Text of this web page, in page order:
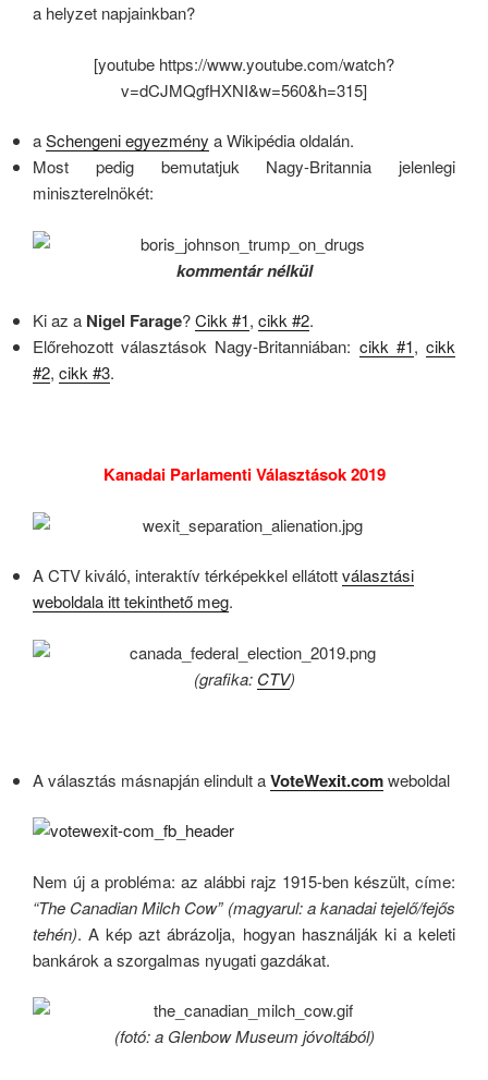
a helyzet napjainkban?
[youtube https://www.youtube.com/watch?
v=dCJMQgfHXNI&w=560&h=315]
aSchengeni egyezmény a Wikipédia oldalán.
Most pedig bemutatjuk Nagy-Britannia jelenlegi
miniszterelnökét:
kommentár nélkül
Ki az a Nigel Farage?Cikk #1, cikk #2.
Előrehozott választások Nagy-Britanniában: cikk #1,cikk
#2, cikk #3.
Kanadai Parlamenti Választások 2019
A CTV kiváló, interaktív térképekkel ellátottválasztási
weboldala itt tekinthető meg.
(grafika: CTV)
A választás másnapján elindult aVoteWexit.comweboldal
Nem új a probléma: az alábbi rajz 1915-ben készült, címe:
“The Canadian Milch Cow” (magyarul: a kanadai tejelő/fejős
tehén). A kép azt ábrázolja, hogyan használják ki a keleti
bankárok a szorgalmas nyugati gazdákat.
(fotó: a Glenbow Museum jóvoltából)